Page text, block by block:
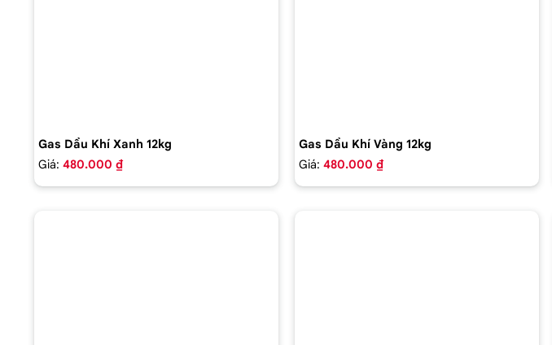
Gas Dầu Khí Xanh 12kg
Giá: 480.000 ₫
Gas Dầu Khí Vàng 12kg
Giá: 480.000 ₫